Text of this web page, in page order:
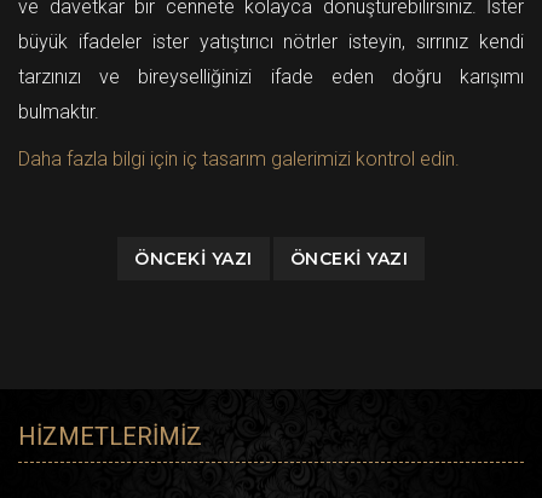
ve davetkar bir cennete kolayca dönüştürebilirsiniz. İster
büyük ifadeler ister yatıştırıcı nötrler isteyin, sırrınız kendi
tarzınızı ve bireyselliğinizi ifade eden doğru karışımı
bulmaktır.
Daha fazla bilgi için iç tasarım galerimizi kontrol edin.
ÖNCEKI YAZI ÖNCEKI YAZI
HIZMETLERIMIZ